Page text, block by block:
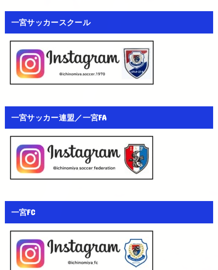
一宮サッカースクール
一宮サッカー連盟／一宮FA
一宮FC